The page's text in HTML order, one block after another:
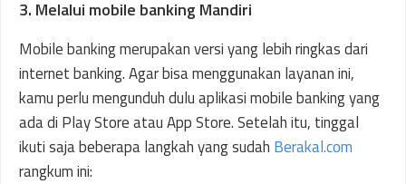
3. Melalui mobile banking Mandiri
Mobile banking merupakan versi yang lebih ringkas dari
internet banking. Agar bisa menggunakan layanan ini,
kamu perlu mengunduh dulu aplikasi mobile banking yang
ada di Play Store atau App Store. Setelah itu, tinggal
ikuti saja beberapa langkah yang sudah Berakal.com
rangkum ini: